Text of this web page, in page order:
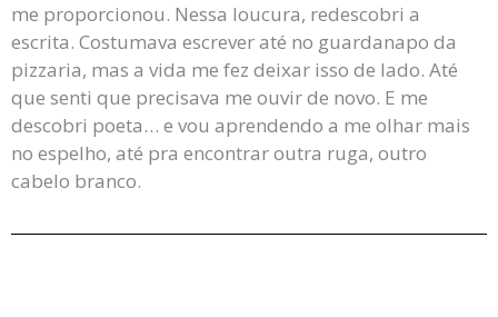
me proporcionou. Nessa loucura, redescobri a
escrita. Costumava escrever até no guardanapo da
pizzaria, mas a vida me fez deixar isso de lado. Até
que senti que precisava me ouvir de novo. E me
descobri poeta… e vou aprendendo a me olhar mais
no espelho, até pra encontrar outra ruga, outro
cabelo branco.